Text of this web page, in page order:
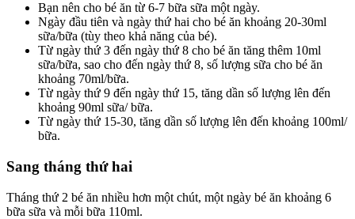
Bạn nên cho bé ăn từ 6-7 bữa sữa một ngày.
Ngày đầu tiên và ngày thứ hai cho bé ăn khoảng 20-30ml
sữa/bữa (tùy theo khả năng của bé).
Từ ngày thứ 3 đến ngày thứ 8 cho bé ăn tăng thêm 10ml
sữa/bữa, sao cho đến ngày thứ 8, số lượng sữa cho bé ăn
khoảng 70ml/bữa.
Từ ngày thứ 9 đến ngày thứ 15, tăng dần số lượng lên đến
khoảng 90ml sữa/ bữa.
Từ ngày thứ 15-30, tăng dần số lượng lên đến khoảng 100ml/
bữa.
Sang tháng thứ hai
Tháng thứ 2 bé ăn nhiều hơn một chút, một ngày bé ăn khoảng 6
bữa sữa và mỗi bữa 110ml.